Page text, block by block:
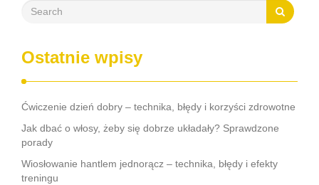
Ostatnie wpisy
Ćwiczenie dzień dobry – technika, błędy i korzyści zdrowotne
Jak dbać o włosy, żeby się dobrze układały? Sprawdzone
porady
Wiosłowanie hantlem jednorącz – technika, błędy i efekty
treningu